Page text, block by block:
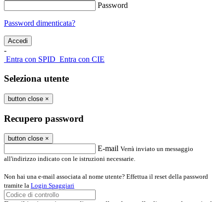
Password
Password dimenticata?
-
Entra con SPID Entra con CIE
Seleziona utente
button close ×
Recupero password
button close ×
E-mail Verrà inviato un messaggio
all'indirizzo indicato con le istruzioni necessarie.
Non hai una e-mail associata al nome utente? Effettua il reset della password
tramite la Login Spaggiari